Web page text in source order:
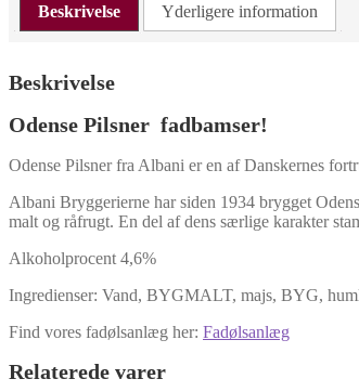
antal
Beskrivelse Yderligere information
Beskrivelse
Odense Pilsner fadbamser!
Odense Pilsner fra Albani er en af Danskernes
Albani Bryggerierne har siden 1934 brygget
malt og råfrugt. En del af dens særlige karakter
Alkoholprocent 4,6%
Ingredienser: Vand, BYGMALT, majs, BYG,
Find vores fadølsanlæg her: Fadølsanlæg
Relaterede varer